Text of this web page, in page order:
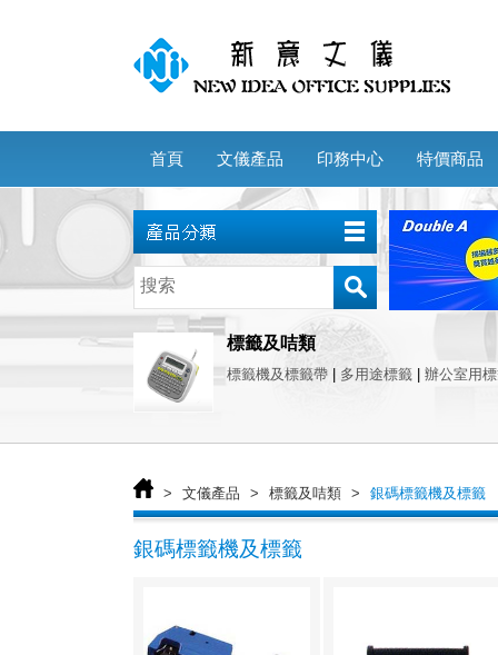
首頁 文儀產品 印務中心 特價商品
標籤及咭類
標籤機及標籤帶 多用途標籤 辦公室用
> 文儀產品 > 標籤及咭類 > 銀碼標籤機及標籤
銀碼標籤機及標籤